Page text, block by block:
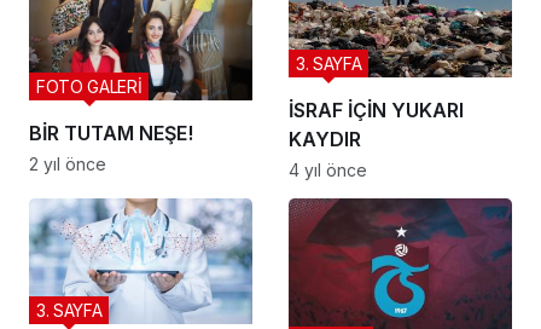
BİR TUTAM NEŞE!
FOTO GALERİ
2 yıl önce
İSRAF İÇİN YUKARI
KAYDIR
3. SAYFA
4 yıl önce
3. SAYFA